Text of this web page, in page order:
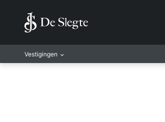
Vestigingen